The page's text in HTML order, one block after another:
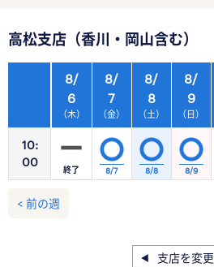
高松支店（香川・岡山含む）
10:
00
8/
6
（木）
8/
7
（金）
8/
8
（土）
8/
9
（日）
終了 8/7 8/8 8/9
< 前の週
支店を変更